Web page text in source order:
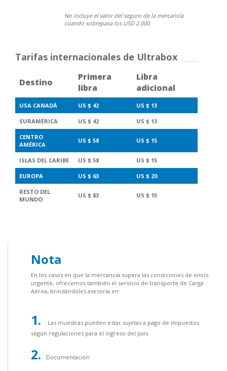
No incluye el valor del seguro de la mercancía
cuando sobrepasa los USD 2.000.
Tarifas internacionales de Ultrabox
Destino
Primera
libra
Libra
adicional
USA CANADÁ US $ 42 US $ 13
SURAMÉRICA US $ 42 US $ 13
CENTRO
AMÉRICA
US $ 58 US $ 15
ISLAS DEL CARIBE US $ 58 US $ 15
EUROPA US $ 63 US $ 20
RESTO DEL
MUNDO
US $ 83 US $ 15
Nota
En los casos en que la mercancía supera las condiciones de envío
urgente, ofrecemos también el servicio de transporte de Carga
Aérea, brindándoles asesoría en:
Las muestras pueden estar sujetas a pago de impuestos
según regulaciones para el ingreso del país.
Documentación